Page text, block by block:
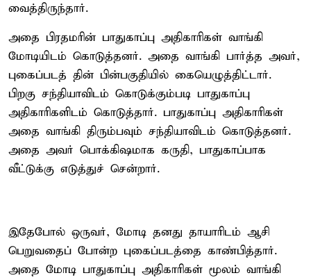
வைத்திருந்தார்.
அதை பிரதமரின் பாதுகாப்பு அதிகாரிகள் வாங்கி
மோடியிடம் கொடுத்தனர். அதை வாங்கி பார்த்த அவர்,
புகைப்படத் தின் பின்பகுதியில் கையெழுத்திட்டார்.
பிறகு சந்தியாவிடம் கொடுக்கும்படி பாதுகாப்பு
அதிகாரிகளிடம் கொடுத்தார். பாதுகாப்பு அதிகாரிகள்
அதை வாங்கி திரும்பவும் சந்தியாவிடம் கொடுத்தனர்.
அதை அவர் பொக்கிஷமாக கருதி, பாதுகாப்பாக
வீட்டுக்கு எடுத்துச் சென்றார்.
இதேபோல் ஒருவர், மோடி தனது தாயாரிடம் ஆசி
பெறுவதைப் போன்ற புகைப்படத்தை காண்பித்தார்.
அதை மோடி பாதுகாப்பு அதிகாரிகள் மூலம் வாங்கி